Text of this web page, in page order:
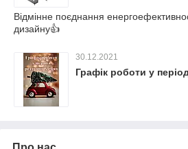
Відмінне поєднання
дизайну👍
30.12.2021
Графік роботи у